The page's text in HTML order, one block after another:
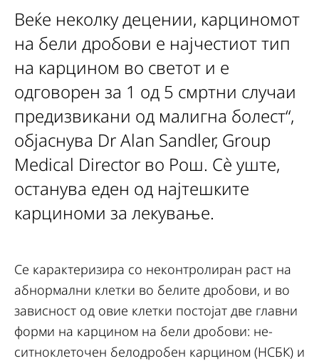
Веќе неколку децении, карциномот
на бели дробови е најчестиот тип
на карцином во светот и е
одговорен за 1 од 5 смртни случаи
предизвикани од малигна болест“,
објаснува Dr Alan Sandler, Group
Medical Director во Рош. Сè уште,
останува еден од најтешките
карциноми за лекување.
Се карактеризира со неконтролиран раст на
абнормални клетки во белите дробови, и во
зависност од овие клетки постојат две главни
форми на карцином на бели дробови: не-
ситноклеточен белодробен карцином (НСБК) и